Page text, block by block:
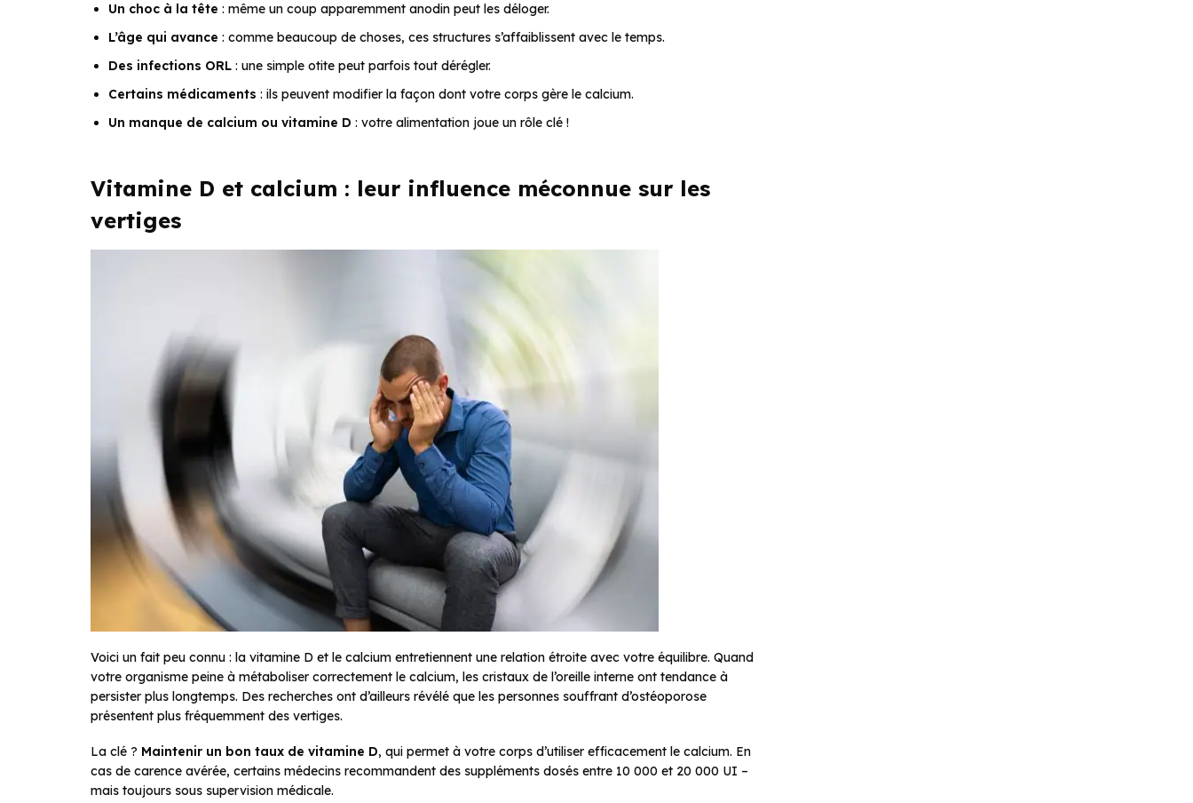
Un choc à la tête : même un coup apparemment anodin peut les déloger.
L’âge qui avance : comme beaucoup de choses, ces structures s’affaiblissent avec le temps.
Des infections ORL : une simple otite peut parfois tout dérégler.
Certains médicaments : ils peuvent modifier la façon dont votre corps gère le calcium.
Un manque de calcium ou vitamine D : votre alimentation joue un rôle clé !
Vitamine D et calcium : leur influence méconnue sur les
vertiges
Voici un fait peu connu : la vitamine D et le calcium entretiennent une relation étroite avec votre équilibre. Quand
votre organisme peine à métaboliser correctement le calcium, les cristaux de l’oreille interne ont tendance à
persister plus longtemps. Des recherches ont d’ailleurs révélé que les personnes souffrant d’ostéoporose
présentent plus fréquemment des vertiges.
La clé ? Maintenir un bon taux de vitamine D, qui permet à votre corps d’utiliser efficacement le calcium. En
cas de carence avérée, certains médecins recommandent des suppléments dosés entre 10 000 et 20 000 UI –
mais toujours sous supervision médicale.